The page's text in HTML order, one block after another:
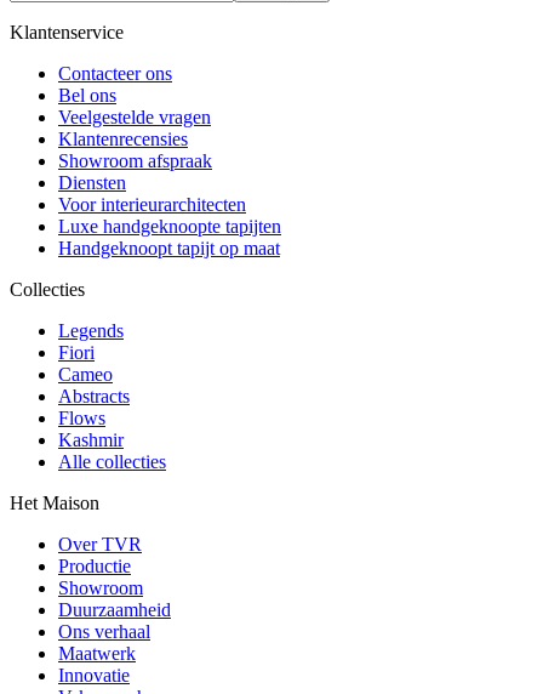
Klantenservice
Contacteer ons
Bel ons
Veelgestelde vragen
Klantenrecensies
Showroom afspraak
Diensten
Voor interieurarchitecten
Luxe handgeknoopte tapijten
Handgeknoopt tapijt op maat
Collecties
Legends
Fiori
Cameo
Abstracts
Flows
Kashmir
Alle collecties
Het Maison
Over TVR
Productie
Showroom
Duurzaamheid
Ons verhaal
Maatwerk
Innovatie